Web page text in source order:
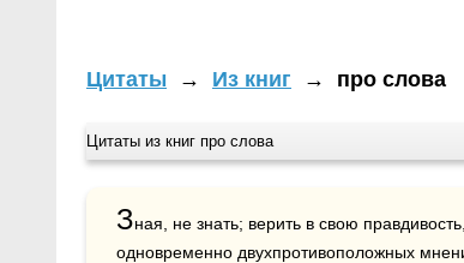
Цитаты → Из книг → про слова
Цитаты из книг про слова
Зная, не знать; верить в свою
одновременно двухпротивоположных